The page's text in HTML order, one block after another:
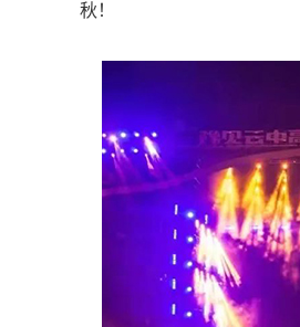
秋！